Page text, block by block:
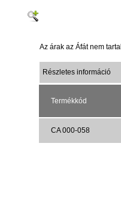
Az árak az Áfát nem
Részletes információ
Termékkód
CA 000-058